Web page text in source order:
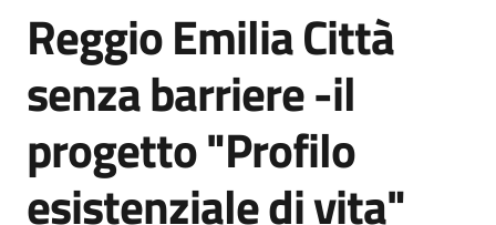
Servizi
Novità
Menu selezionato
Vivere
Reggio
Salta al contenuto
Reggio Emilia Città
senza barriere -il
progetto "Profilo
esistenziale di vita"